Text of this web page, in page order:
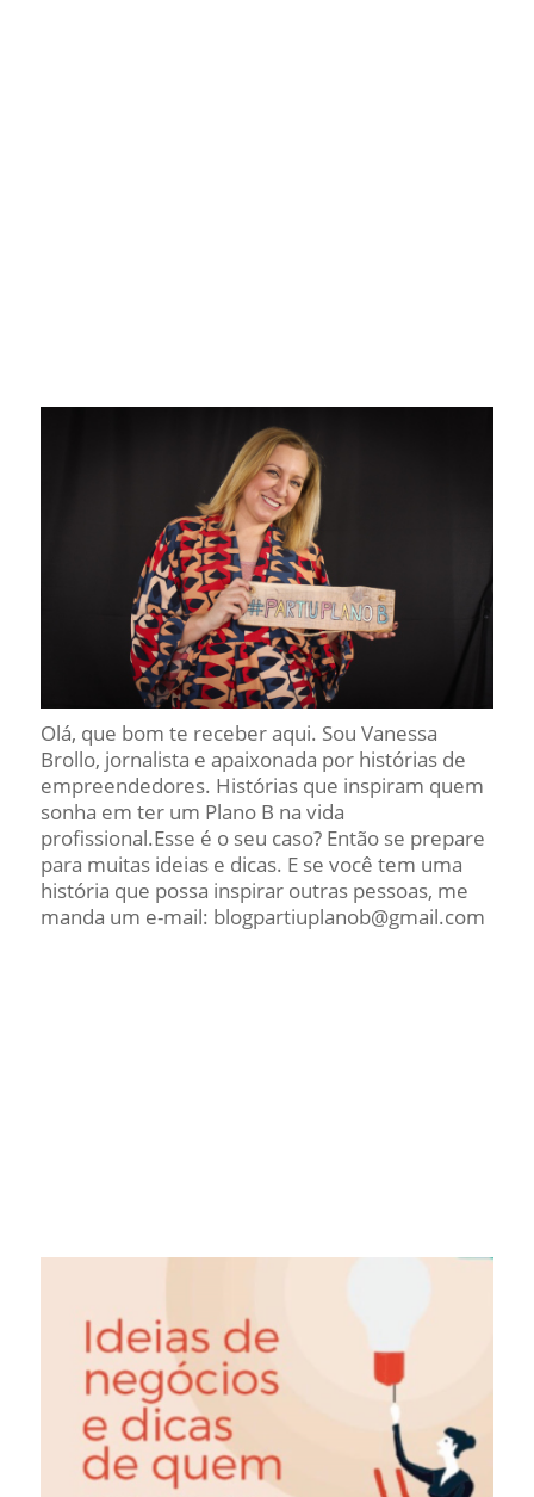
Olá, que bom te receber aqui. Sou Vanessa
Brollo, jornalista e apaixonada por histórias de
empreendedores. Histórias que inspiram quem
sonha em ter um Plano B na vida
profissional.Esse é o seu caso? Então se prepare
para muitas ideias e dicas. E se você tem uma
história que possa inspirar outras pessoas, me
manda um e-mail: blogpartiuplanob@gmail.com